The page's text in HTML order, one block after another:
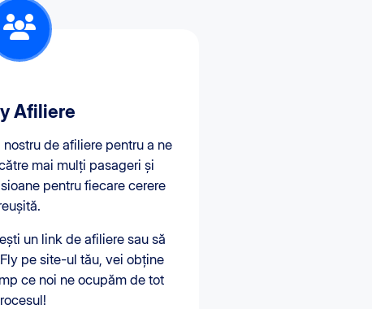
Afiliere
de afiliere pentru a ne
mai mulți pasageri și
pentru fiecare cerere
un link de afiliere sau să
pe site-ul tău, vei obține
ce noi ne ocupăm de tot